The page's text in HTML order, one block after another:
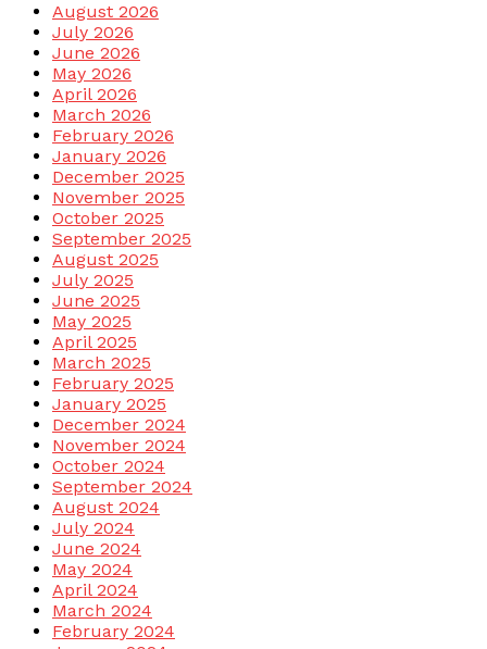
August 2026
July 2026
June 2026
May 2026
April 2026
March 2026
February 2026
January 2026
December 2025
November 2025
October 2025
September 2025
August 2025
July 2025
June 2025
May 2025
April 2025
March 2025
February 2025
January 2025
December 2024
November 2024
October 2024
September 2024
August 2024
July 2024
June 2024
May 2024
April 2024
March 2024
February 2024